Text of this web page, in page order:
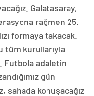
Galatasaray,
rağmen 25.
formaya takacak.
tüm kurullarıyla
Futbola adaletin
gün
sahada konuşacağız